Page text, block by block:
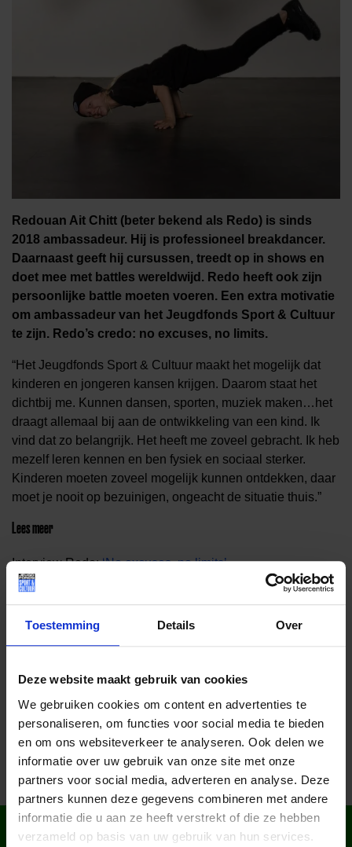
Toestemming Details Over
Deze website maakt gebruik van cookies
We gebruiken cookies om content en advertenties te
personaliseren, om functies voor social media te bieden
en om ons websiteverkeer te analyseren. Ook delen we
informatie over uw gebruik van onze site met onze
partners voor social media, adverteren en analyse. Deze
partners kunnen deze gegevens combineren met andere
informatie die u aan ze heeft verstrekt of die ze hebben
verzameld op basis van uw gebruik van hun services.
Redouan Ait Chitt (beter bekend als Redo) is sinds
2018 ambassadeur. Hij is professioneel breakdancer.
Daarnaast geeft hij cursussen, treedt op in shows en
doet mee met battles wereldwijd. Redo heeft ook zijn
persoonlijke battle moeten voeren. Een extra motivatie
om ambassadeur van het Jeugdfonds Sport & Cultuur
te zijn. Redo’s credo: no excuses, no limits.
“Het Jeugdfonds Sport & Cultuur maakt het mogelijk dat
kinderen en jongeren kansen krijgen. Daarom staat het
dichtbij me. Kunnen dansen, sporten, muziek maken…het
draagt allemaal bij aan de ontwikkeling van een kind. Ik
vind dat zo belangrijk. Het heeft me zoveel gebracht. Ik heb
mezelf leren kennen en ben fysiek en sociaal sterker.
Kinderen moeten zoveel mogelijk kunnen ontdekken, daar
moet je nooit op bezuinigen, ongeacht de situatie thuis.”
Lees meer
Interview Redo:‘No excuses, no limits’.
Volg Redo
Website:iamredo.com
Instagram:@iamredo
WIST JE DAT IN